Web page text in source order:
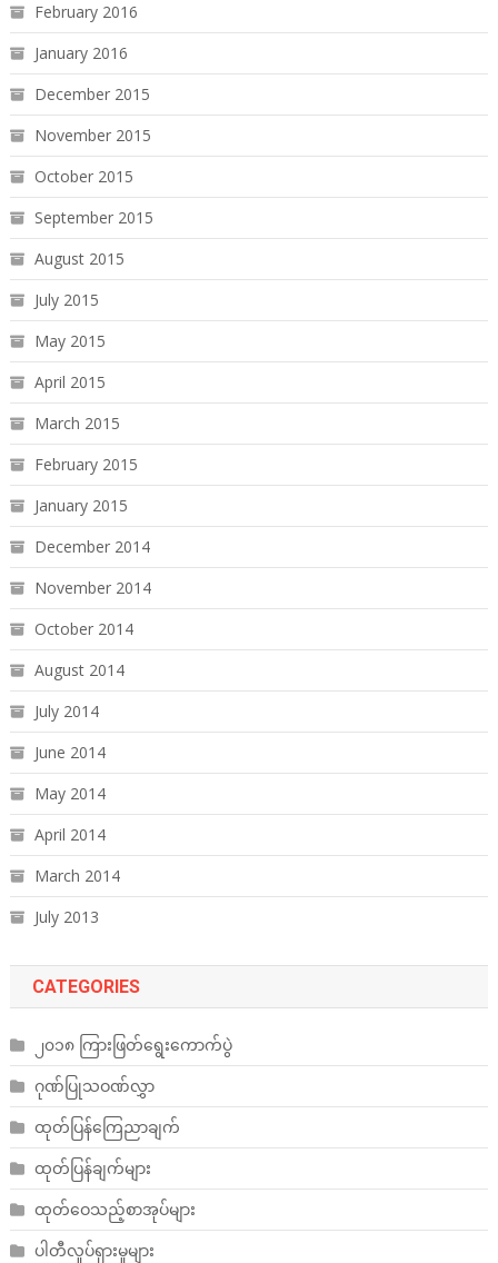
February 2016
January 2016
December 2015
November 2015
October 2015
September 2015
August 2015
July 2015
May 2015
April 2015
March 2015
February 2015
January 2015
December 2014
November 2014
October 2014
August 2014
July 2014
June 2014
May 2014
April 2014
March 2014
July 2013
CATEGORIES
၂၀၁၈ ကြားဖြတ်ရွေးကောက်ပွဲ
ဂုဏ်ပြုသဝဏ်လွှာ
ထုတ်ပြန်ကြေညာချက်
ထုတ်ပြန်ချက်များ
ထုတ်ဝေသည့်စာအုပ်များ
ပါတီလှုပ်ရှားမှုများ